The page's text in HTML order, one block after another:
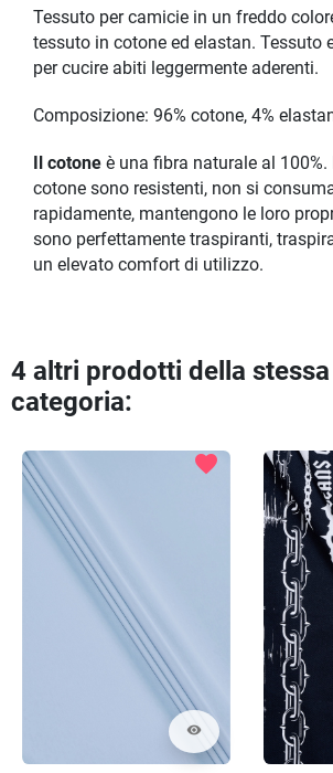
Tessuto per camicie in un freddo
tessuto in cotone ed elastan. Tessuto
per cucire abiti leggermente aderenti.
Composizione: 96% cotone, 4%
Il cotone è una fibra naturale al 100%.
cotone sono resistenti, non si
rapidamente, mantengono le loro
sono perfettamente traspiranti,
un elevato comfort di utilizzo.
4 altri prodotti della stessa
categoria:
visibility
favorite